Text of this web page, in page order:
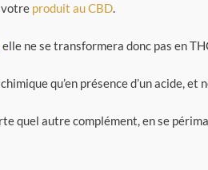
votre produit au CBD.
elle ne se transformera donc pas en
qu’en présence d’un acide, et
quel autre complément, en se